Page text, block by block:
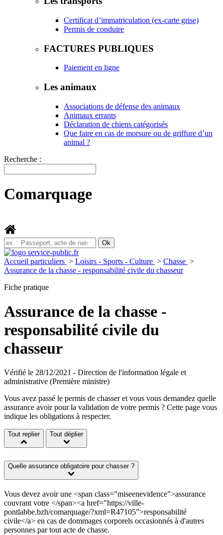
Certificat d’immatriculation (ex-carte grise)
Permis de conduire
FACTURES PUBLIQUES
Paiement en ligne
Les animaux
Associations de défense des animaux
Animaux errants
Déclaration de chiens catégorisés
Que faire en cas de morsure ou de griffure d’un
animal ?
Recherche :
Comarquage
Accueil particuliers > Loisirs - Sports - Culture > Chasse >
Assurance de la chasse - responsabilité civile du chasseur
Fiche pratique
Assurance de la chasse -
responsabilité civile du
chasseur
Vérifié le 28/12/2021 - Direction de l'information légale et
administrative (Première ministre)
Vous avez passé le permis de chasser et vous vous demandez quelle
assurance avoir pour la validation de votre permis ? Cette page vous
indique les obligations à respecter.
Tout replier Tout déplier
Quelle assurance obligatoire pour chasser ?
Vous devez avoir une <span class="miseenevidence">assurance
couvrant votre </span><a href="https://ville-
pontlabbe.bzh/comarquage/?xml=R47105">responsabilité
civile</a> en cas de dommages corporels occasionnés à d'autres
personnes par tout acte de chasse.